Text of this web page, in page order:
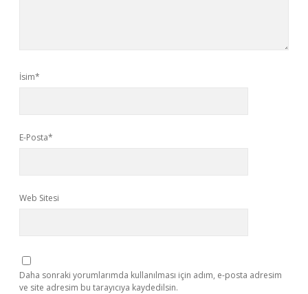
İsim*
E-Posta*
Web Sitesi
Daha sonraki yorumlarımda kullanılması için adım, e-posta adresim
ve site adresim bu tarayıcıya kaydedilsin.